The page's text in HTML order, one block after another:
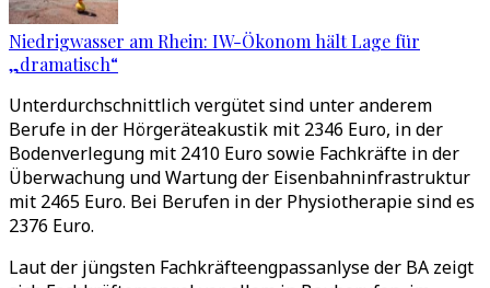
Niedrigwasser am Rhein: IW-Ökonom hält Lage für
„dramatisch“
Unterdurchschnittlich vergütet sind unter anderem
Berufe in der Hörgeräteakustik mit 2346 Euro, in der
Bodenverlegung mit 2410 Euro sowie Fachkräfte in der
Überwachung und Wartung der Eisenbahninfrastruktur
mit 2465 Euro. Bei Berufen in der Physiotherapie sind es
2376 Euro.
Laut der jüngsten Fachkräfteengpassanlyse der BA zeigt